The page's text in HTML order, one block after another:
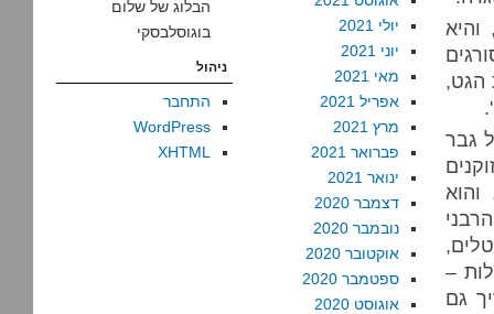
הגט,
גבר
–
גם
יולי 2021
יוני 2021
מאי 2021
אפריל 2021
מרץ 2021
פברואר 2021
ינואר 2021
דצמבר 2020
נובמבר 2020
אוקטובר 2020
ספטמבר 2020
אוגוסט 2020
הבלוג של שלום
בוגוסלבסקי
ניהול
התחבר
WordPress
XHTML